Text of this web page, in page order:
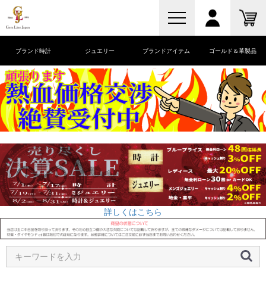
ブランド時計 ジュエリー ブランドアイテム ゴールド＆革製品
詳しくはこちら